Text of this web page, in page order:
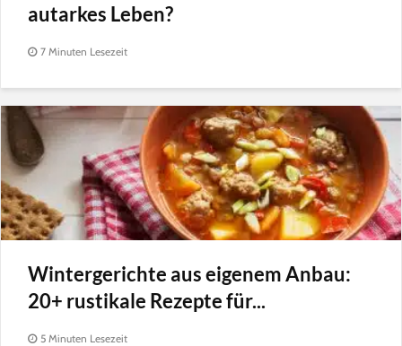
autarkes Leben?
7 Minuten Lesezeit
Wintergerichte aus eigenem Anbau:
20+ rustikale Rezepte für...
5 Minuten Lesezeit